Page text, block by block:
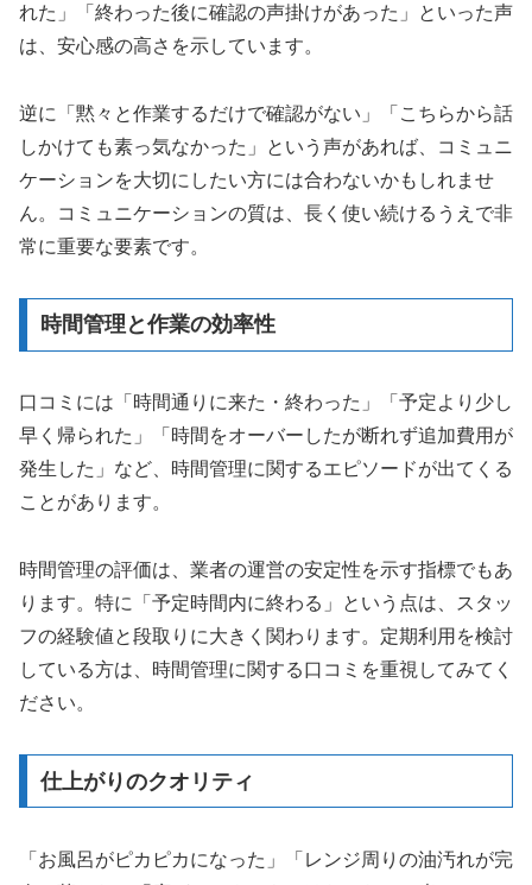
れた」「終わった後に確認の声掛けがあった」といった声
は、安心感の高さを示しています。
逆に「黙々と作業するだけで確認がない」「こちらから話
しかけても素っ気なかった」という声があれば、コミュニ
ケーションを大切にしたい方には合わないかもしれませ
ん。コミュニケーションの質は、長く使い続けるうえで非
常に重要な要素です。
時間管理と作業の効率性
口コミには「時間通りに来た・終わった」「予定より少し
早く帰られた」「時間をオーバーしたが断れず追加費用が
発生した」など、時間管理に関するエピソードが出てくる
ことがあります。
時間管理の評価は、業者の運営の安定性を示す指標でもあ
ります。特に「予定時間内に終わる」という点は、スタッ
フの経験値と段取りに大きく関わります。定期利用を検討
している方は、時間管理に関する口コミを重視してみてく
ださい。
仕上がりのクオリティ
「お風呂がピカピカになった」「レンジ周りの油汚れが完